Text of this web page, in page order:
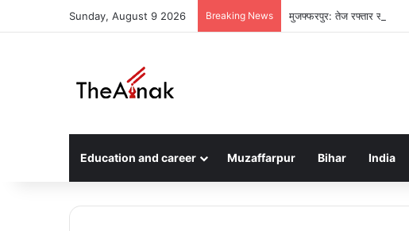
Sunday, August 9 2026 Breaking News मुजफ्फरपुर: तेज रफ्तार
Education and career Muzaffarpur Bihar India